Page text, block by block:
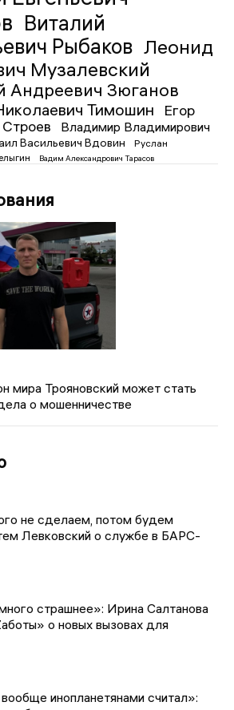
Виталий
Рыбаков Леонид
Музалевский
Андреевич Зюганов
Тимошин
Егор
Владимир Владимирович
Васильевич Вдовин
Руслан
Вадим Александрович Тарасов
мира Трояновский может стать
о мошенничестве
не сделаем, потом будем
Левковский о службе в БАРС-
страшнее»: Ирина Салтанова
о новых вызовах для
инопланетянами считал»: